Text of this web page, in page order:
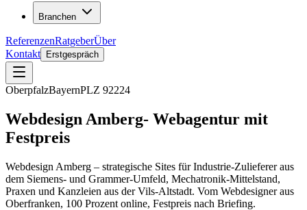
Branchen
ReferenzenRatgeberÜber
Kontakt
Erstgespräch
OberpfalzBayernPLZ 92224
Webdesign Amberg- Webagentur mit
Festpreis
Webdesign Amberg – strategische Sites für Industrie-Zulieferer aus
dem Siemens- und Grammer-Umfeld, Mechatronik-Mittelstand,
Praxen und Kanzleien aus der Vils-Altstadt. Vom Webdesigner aus
Oberfranken, 100 Prozent online, Festpreis nach Briefing.